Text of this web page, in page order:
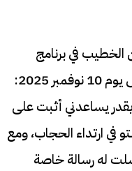
الخطيب في برنامج
“مساء الياسمين” على قناة الشمس يوم 10 نوفمبر 2025:
يساعدني أثبت على
في ارتداء الحجاب، ومع
له رسالة خاصة